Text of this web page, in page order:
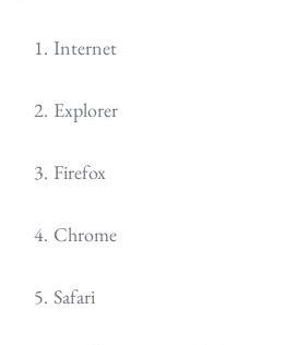
Internet
Explorer
Firefox
Chrome
Safari